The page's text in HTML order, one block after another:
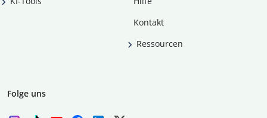
Kontakt
Ressourcen
Folge uns